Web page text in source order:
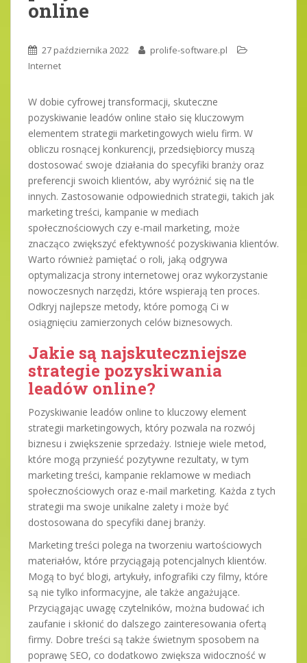
online
27 października 2022
prolife-software.pl
Internet
W dobie cyfrowej transformacji, skuteczne
pozyskiwanie leadów online stało się kluczowym
elementem strategii marketingowych wielu firm. W
obliczu rosnącej konkurencji, przedsiębiorcy muszą
dostosować swoje działania do specyfiki branży oraz
preferencji swoich klientów, aby wyróżnić się na tle
innych. Zastosowanie odpowiednich strategii, takich jak
marketing treści, kampanie w mediach
społecznościowych czy e-mail marketing, może
znacząco zwiększyć efektywność pozyskiwania klientów.
Warto również pamiętać o roli, jaką odgrywa
optymalizacja strony internetowej oraz wykorzystanie
nowoczesnych narzędzi, które wspierają ten proces.
Odkryj najlepsze metody, które pomogą Ci w
osiągnięciu zamierzonych celów biznesowych.
Jakie są najskuteczniejsze
strategie pozyskiwania
leadów online?
Pozyskiwanie leadów online to kluczowy element
strategii marketingowych, który pozwala na rozwój
biznesu i zwiększenie sprzedaży. Istnieje wiele metod,
które mogą przynieść pozytywne rezultaty, w tym
marketing treści, kampanie reklamowe w mediach
społecznościowych oraz e-mail marketing. Każda z tych
strategii ma swoje unikalne zalety i może być
dostosowana do specyfiki danej branży.
Marketing treści polega na tworzeniu wartościowych
materiałów, które przyciągają potencjalnych klientów.
Mogą to być blogi, artykuły, infografiki czy filmy, które
są nie tylko informacyjne, ale także angażujące.
Przyciągając uwagę czytelników, można budować ich
zaufanie i skłonić do dalszego zainteresowania ofertą
firmy. Dobre treści są także świetnym sposobem na
poprawę SEO, co dodatkowo zwiększa widoczność w